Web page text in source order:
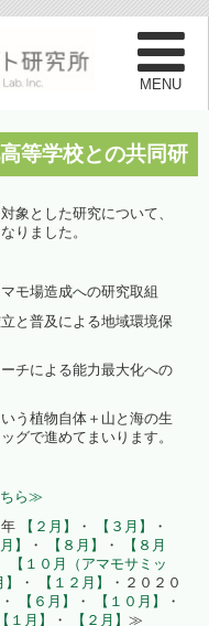
等学校との共同研
象とした研究について、
りました。
モ場造成への研究取組
と普及による地域環境保
チによる能力最大化への
う植物自体＋山と海の生
グで進めてまいります。
ら≫
【２月】 ・ 【３月】
・
】 ・ 【８月】 ・
【８月
【１０月（アマモサミッ
・ 【１２月】
・２０２０
・ 【６月】 ・ 【１０月】
・
【１月】 ・ 【２月】 ≫